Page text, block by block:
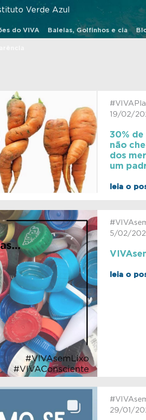
Verde Azul
do VIVA Baleias, Golfinhos e cia
19/02/
30%
não
dos
um
leia o
5/02/
leia o
29/01/